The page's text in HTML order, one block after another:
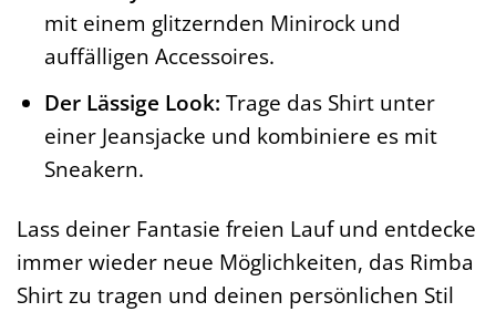
mit einem glitzernden Minirock und
auffälligen Accessoires.
Der Lässige Look: Trage das Shirt unter
einer Jeansjacke und kombiniere es mit
Sneakern.
Lass deiner Fantasie freien Lauf und entdecke
immer wieder neue Möglichkeiten, das Rimba
Shirt zu tragen und deinen persönlichen Stil